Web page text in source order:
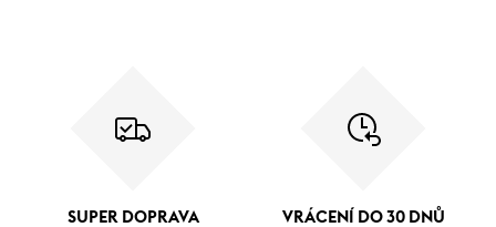
SUPER DOPRAVA VRÁCENÍ DO 30 DNŮ